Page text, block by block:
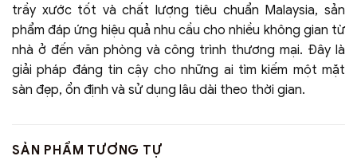
trầy xước tốt và chất lượng tiêu chuẩn Malaysia, sản
phẩm đáp ứng hiệu quả nhu cầu cho nhiều không gian từ
nhà ở đến văn phòng và công trình thương mại. Đây là
giải pháp đáng tin cậy cho những ai tìm kiếm một mặt
sàn đẹp, ổn định và sử dụng lâu dài theo thời gian.
SẢN PHẨM TƯƠNG TỰ